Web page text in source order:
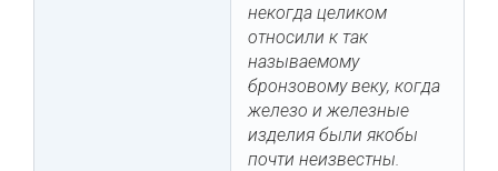
некогда целиком
относили к так
называемому
бронзовому веку, когда
железо и железные
изделия были якобы
почти неизвестны.